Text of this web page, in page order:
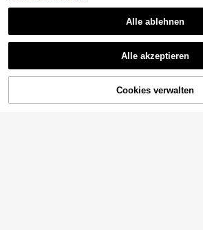
JETZT EINKAUFEN
Alle ablehnen
Alle akzeptieren
Cookies verwalten